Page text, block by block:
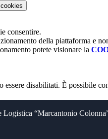
consentire.
della piattaforma e
potete visionare la
disabilitati. È possibile
Logistica “Marcantonio